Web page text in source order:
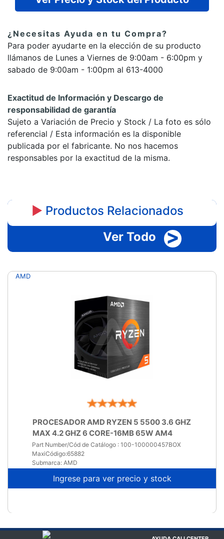
¿Necesitas Ayuda en tu Compra?
Para poder ayudarte en la elección de su producto
llámanos de Lunes a Viernes de 9:00am - 6:00pm y
sabado de 9:00am - 1:00pm al 613-4000
Exactitud de Información y Descargo de
responsabilidad de garantía
Sujeto a Variación de Precio y Stock / La foto es sólo
referencial / Esta información es la disponible
publicada por el fabricante. No nos hacemos
responsables por la exactitud de la misma.
► Productos Relacionados
Ver Todo
>
AMD
Part Number/Cód de Catálogo : 100-100000457BOX
MaxiCódigo:65882
Submarca: AMD
Ingrese para ver precio y stock